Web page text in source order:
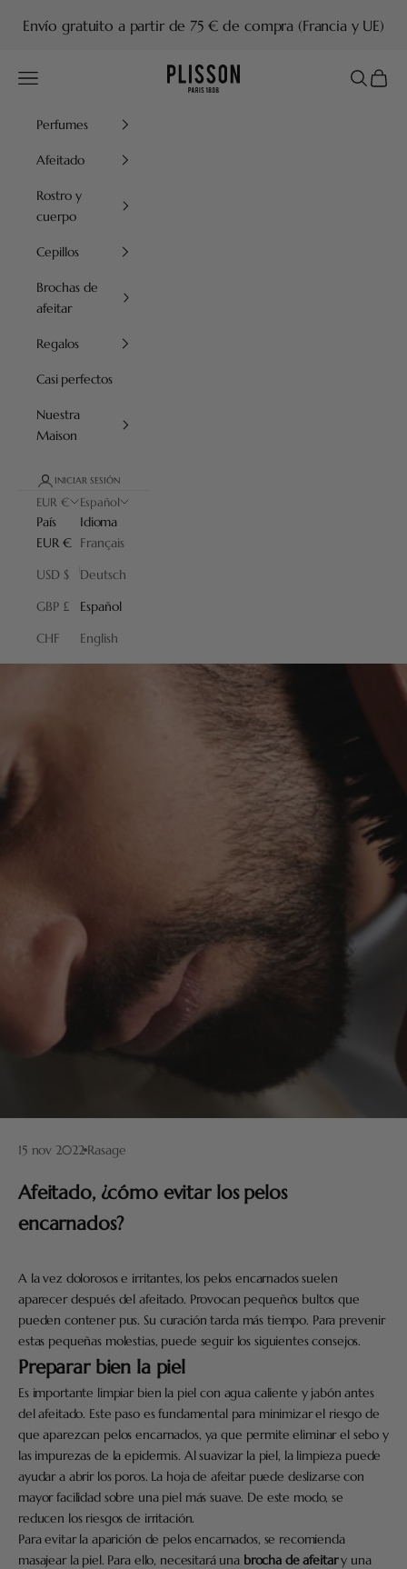
Envío gratuito a partir de 75 € de compra (Francia y UE)
Plisson 1808
Menú Buscar
Cesta
Perfumes
Afeitado
Rostro y
cuerpo
Cepillos
Brochas de
afeitar
Regalos
Casi perfectos
Nuestra
Maison
INICIAR SESIÓN
EUR €
País
EUR €
USD $
GBP £
CHF
Español
Idioma
Français
Deutsch
Español
English
15 nov 2022 Rasage
Afeitado, ¿cómo evitar los pelos
encarnados?
A la vez dolorosos e irritantes, los pelos encarnados suelen
aparecer después del afeitado. Provocan pequeños bultos que
pueden contener pus. Su curación tarda más tiempo. Para prevenir
estas pequeñas molestias, puede seguir los siguientes consejos.
Preparar bien la piel
Es importante limpiar bien la piel con agua caliente y jabón antes
del afeitado. Este paso es fundamental para minimizar el riesgo de
que aparezcan pelos encarnados, ya que permite eliminar el sebo y
las impurezas de la epidermis. Al suavizar la piel, la limpieza puede
ayudar a abrir los poros. La hoja de afeitar puede deslizarse con
mayor facilidad sobre una piel más suave. De este modo, se
reducen los riesgos de irritación.
Para evitar la aparición de pelos encarnados, se recomienda
masajear la piel. Para ello, necesitará una brocha de afeitary una